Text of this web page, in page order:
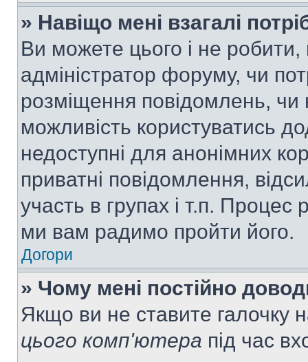
» Навіщо мені взагалі
Ви можете цього і не робити,
адміністратор форуму, чи
розміщення повідомлень, чи
можливість користуватись
недоступні для анонімних
приватні повідомлення,
участь в групах і т.п. Процес
ми вам радимо пройти його.
Догори
» Чому мені постійно
Якщо ви не ставите галочку
цього комп'ютера під час